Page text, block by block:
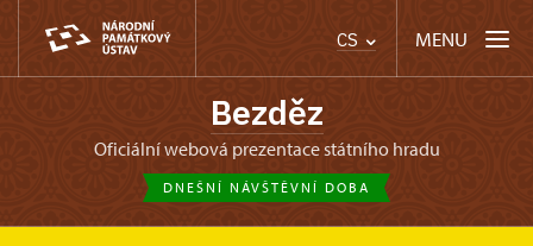
CS MENU
Bezděz
oficiální webová prezentace státního hradu
DNEŠNÍ NÁVŠTĚVNÍ DOBA